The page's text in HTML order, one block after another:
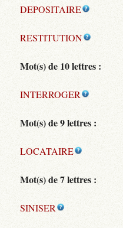
DEPOSITAIRE
RESTITUTION
Mot(s) de 10 lettres :
INTERROGER
Mot(s) de 9 lettres :
LOCATAIRE
Mot(s) de 7 lettres :
SINISER